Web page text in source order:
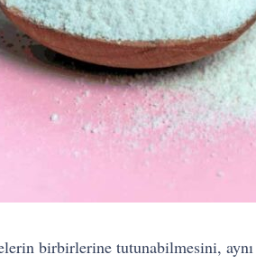
birbirlerine tutunabilmesini,